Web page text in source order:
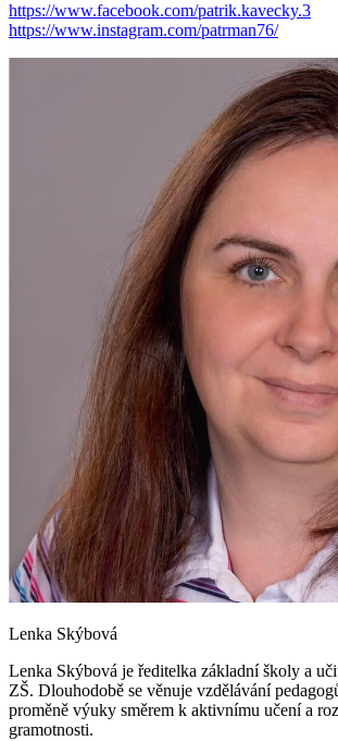
https://www.facebook.com/patrik.kavecky.3
https://www.instagram.com/patrman76/
Lenka Skýbová
Lenka Skýbová je ředitelka základní školy a
ZŠ. Dlouhodobě se věnuje vzdělávání
proměně výuky směrem k aktivnímu učení a
gramotnosti.